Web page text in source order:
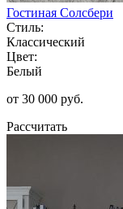
Гостиная Солсбери
Стиль:
Классический
Цвет:
Белый
от 30 000 руб.
Рассчитать